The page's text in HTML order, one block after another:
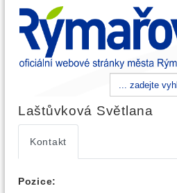
Laštůvková Světlana
Kontakt
Pozice: